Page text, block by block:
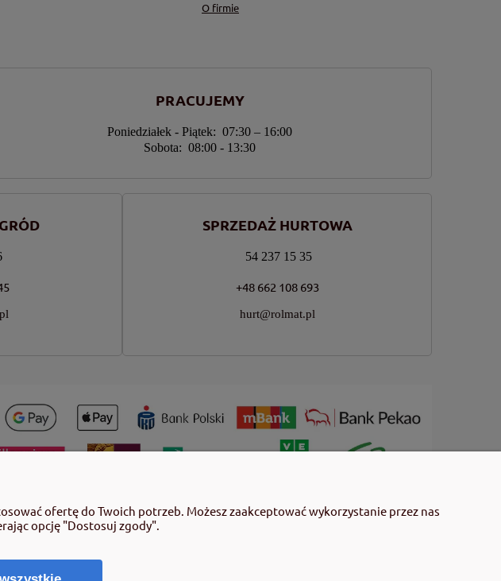
O firmie
PRACUJEMY
Poniedziałek - Piątek: 07:30 – 16:00
Sobota: 08:00 - 13:30
SPRZEDAŻ HURTOWA
54 237 15 35
+48 662 108 693
hurt@rolmat.pl
bezpieczeństwa zamieszczonych w etykiecie. Środki ochrony roślin do użytku
od osób nabywających środki ochrony roślin określone w ustawie (art. 28 Ustawy z
warunków jest złamaniem regulaminu sklepu.
ofertę do Twoich potrzeb. Możesz zaakceptować wykorzystanie przez nas
opcję "Dostosuj zgody".